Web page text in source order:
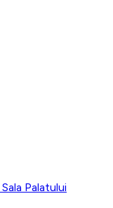
Palatului